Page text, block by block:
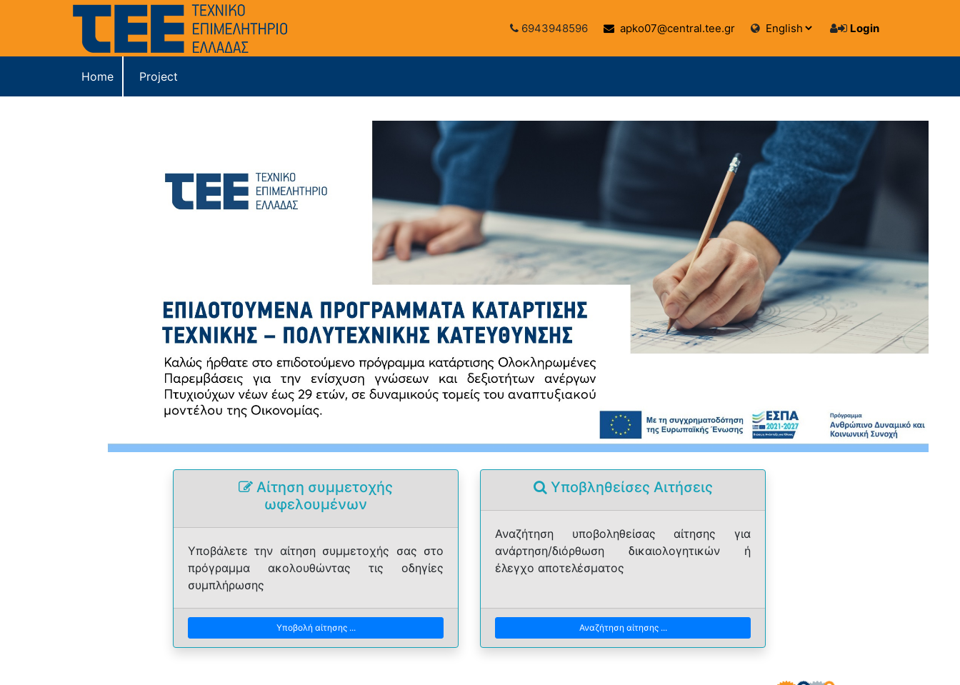
6943948596 apko07@central.tee.gr Login
Home Project
Αίτηση συμμετοχής
ωφελουμένων
Υποβάλετε την αίτηση συμμετοχής σας στο
πρόγραμμα ακολουθώντας τις οδηγίες
συμπλήρωσης
Υποβολή αίτησης ...
Yποβληθείσες Αιτήσεις
Αναζήτηση υποβοληθείσας αίτησης για
ανάρτηση/διόρθωση δικαιολογητικών ή
έλεγχο αποτελέσματος
Αναζήτηση αίτησης ...